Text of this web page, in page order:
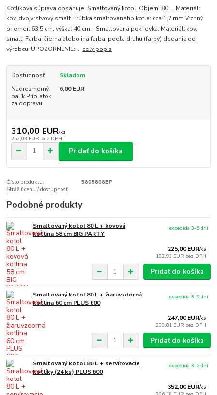
Kotlíková súprava obsahuje: Smaltovaný kotol. Objem: 80 L. Materiál:
kov, dvojvrstvový smalt Hrúbka smaltovaného kotla: cca 1,2 mm Vrchný
priemer: 63,5 cm, výška: 40 cm. Smaltovaná pokrievka. Materiál: kov,
smalt. Farba: čierna alebo iná farba, podľa druhu (farby) dodania od
výrobcu. UPOZORNENIE: ... celý popis
Dostupnosť
Skladom
Nadrozmerný
balík Príplatok
za dopravu
6,00 EUR
310,00 EUR/ks
252,03 EUR bez DPH
Pridať do košíka
Číslo produktu:
5805808BP
Strážiť cenu / dostupnosť
Podobné produkty
Smaltovaný kotol 80 L + kovová
kotlina 58 cm BIG PARTY
225,00 EUR/ks
182,93 EUR bez DPH
expedícia 3-5 dní
Pridať do košíka
Smaltovaný kotol 80 L + žiaruvzdorná
kotlina 60 cm PLUS 600
247,00 EUR/ks
200,81 EUR bez DPH
expedícia 3-5 dní
Pridať do košíka
Smaltovaný kotol 80 L + servírovacie
kotlíky (24 ks) PLUS 600
352,00 EUR/ks
expedícia 3-5 dní